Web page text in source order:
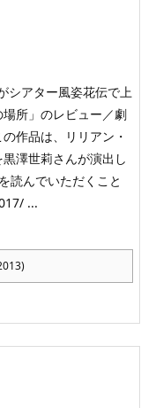
シアター風姿花伝で上
所」のレビュー／劇
作品は、リリアン・
澤世莉さんが演出し
読んでいただくこと
...